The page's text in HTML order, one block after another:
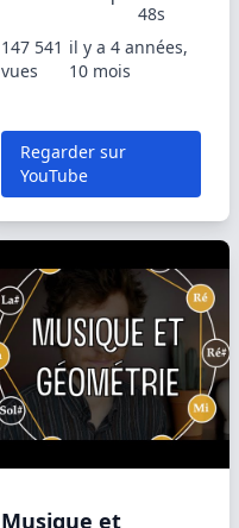
48s
147 541
vues
il y a 4 années,
10 mois
Regarder sur
YouTube
Musique et